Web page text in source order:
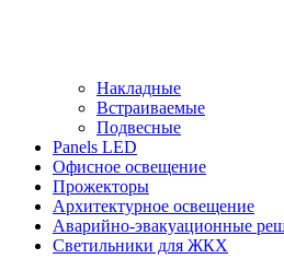
Накладные
Встраиваемые
Подвесные
Panels LED
Офисное освещение
Прожекторы
Архитектурное освещение
Аварийно-эвакуационные
Светильники для ЖКХ